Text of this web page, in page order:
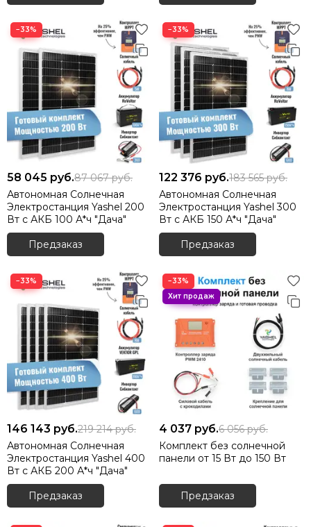
−33%
58 045 руб.87 067руб.
Автономная Солнечная
Электростанция Yashel 200
Вт с АКБ 100 А*ч "Дача"
Предзаказ
−33%
122 376 руб.183 565руб.
Автономная Солнечная
Электростанция Yashel 300
Вт с АКБ 150 А*ч "Дача"
Предзаказ
−33%
146 143 руб.219 214руб.
Автономная Солнечная
Электростанция Yashel 400
Вт с АКБ 200 А*ч "Дача"
Предзаказ
−33%
4 037 руб.6 056руб.
Комплект без солнечной
панели от 15 Вт до 150 Вт
Предзаказ